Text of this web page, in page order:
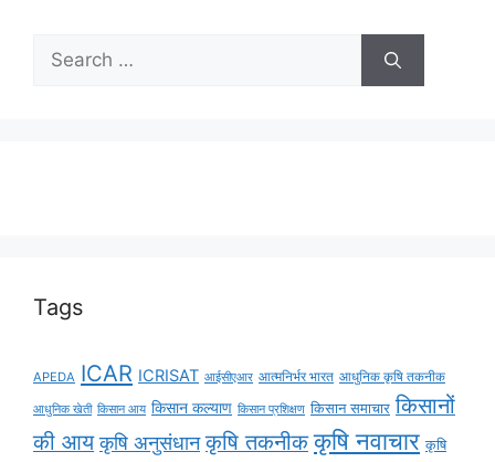
Tags
APEDA ICAR ICRISAT आईसीएआर आत्मनिर्भर भारत आधुनिक कृषि तकनीक
आधुनिक खेती किसान आय किसान कल्याण किसान प्रशिक्षण किसान समाचार किसानों
की आय कृषि अनुसंधान कृषि तकनीक कृषि नवाचार कृषि